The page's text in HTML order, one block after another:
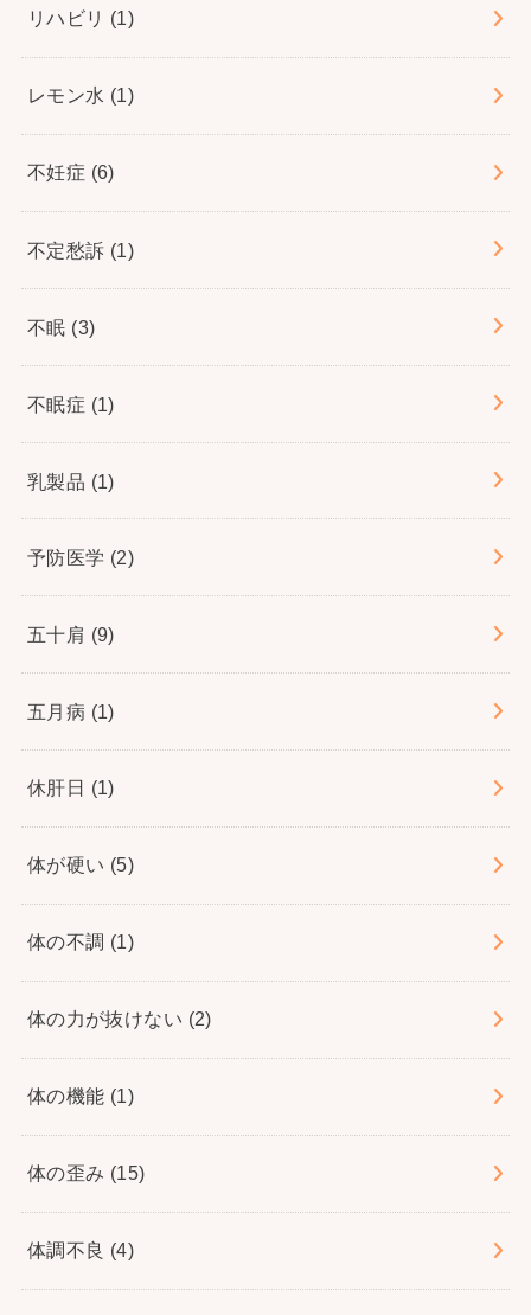
リハビリ (1)
レモン水 (1)
不妊症 (6)
不定愁訴 (1)
不眠 (3)
不眠症 (1)
乳製品 (1)
予防医学 (2)
五十肩 (9)
五月病 (1)
休肝日 (1)
体が硬い (5)
体の不調 (1)
体の力が抜けない (2)
体の機能 (1)
体の歪み (15)
体調不良 (4)